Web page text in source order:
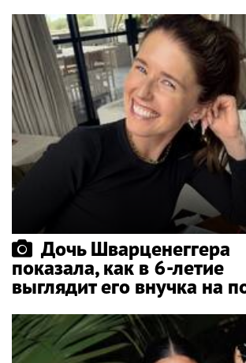
Дочь Шварценеггера
показала, как в 6-летие
выглядит его внучка на